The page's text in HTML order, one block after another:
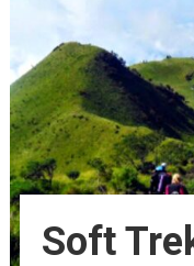
Soft